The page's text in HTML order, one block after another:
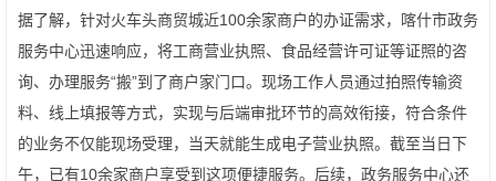
据了解，针对火车头商贸城近100余家商户的办证需求，喀什市政务
服务中心迅速响应，将工商营业执照、食品经营许可证等证照的咨
询、办理服务“搬”到了商户家门口。现场工作人员通过拍照传输资
料、线上填报等方式，实现与后端审批环节的高效衔接，符合条件
的业务不仅能现场受理，当天就能生成电子营业执照。截至当日下
午，已有10余家商户享受到这项便捷服务。后续，政务服务中心还